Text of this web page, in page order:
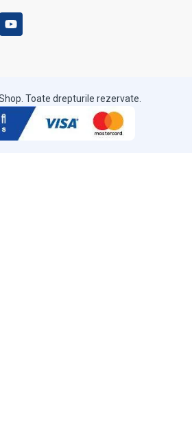
Toate drepturile rezervate.